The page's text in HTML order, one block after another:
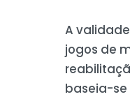
A
jogos de
baseia-se